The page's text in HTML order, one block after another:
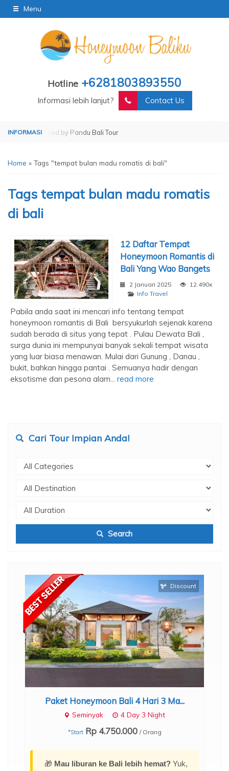
Menu
Hotline +6281803893550
Informasi lebih lanjut? Contact Us
Operated by Pandu Bali Tour
Home » Tags "tempat bulan madu romatis di bali"
Tags tempat bulan madu romatis
di bali
12 Daftar Tempat
Honeymoon Romantis di
Bali Yang Wao Bangets
2 Januari 2025
12.490x
Info Travel
Pabila anda saat ini mencari info tentang tempat
honeymoon romantis di Bali bersyukurlah sejenak karena
sudah berada di situs yang tepat . Pulau Dewata Bali ,
surga dunia ini mempunyai banyak sekali tempat wisata
yang luar biasa menawan. Mulai dari Gunung , Danau ,
bukit, bahkan hingga pantai . Semuanya hadir dengan
eksotisme dan pesona alam... read more
Cari Tour Impian Anda!
Search
Paket Honeymoon Bali 4 Hari 3 Ma...
Seminyak 4 Day 3 Night
*Start Rp 4.750.000 / Orang
🎁 Mau liburan ke Bali lebih hemat?Yuk,
Discount